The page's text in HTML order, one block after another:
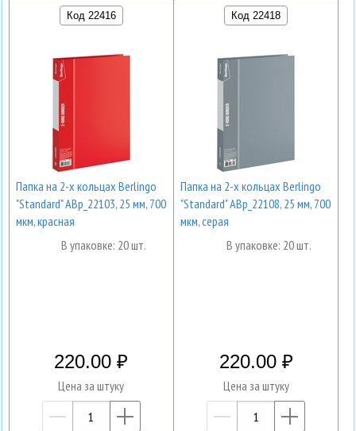
Код 22416
Папка на 2-х кольцах Berlingo
"Standard" ABp_22103, 25 мм, 700
мкм, красная
В упаковке: 20 шт.
220.00
Цена за штуку
—
Код 22418
Папка на 2-х кольцах Berlingo
"Standard" ABp_22108, 25 мм, 700
мкм, серая
В упаковке: 20 шт.
220.00
Цена за штуку
—